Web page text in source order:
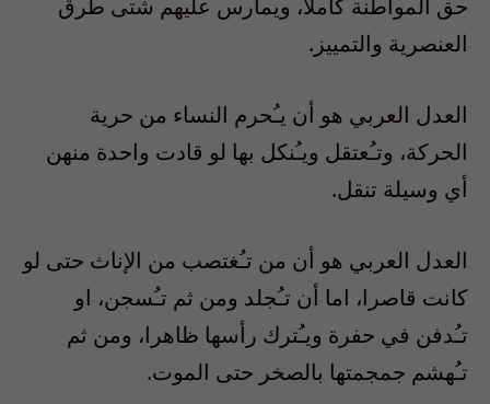
حق المواطنة كاملا، ويمارس عليهم شتى طرق
العنصرية والتمييز.
العدل العربي هو أن يـُحرم النساء من حرية
الحركة، وتـُعتقل ويـُنكل بها لو قادت واحدة منهن
أي وسيلة تنقل.
العدل العربي هو أن من تـُغتصب من الإناث حتى لو
كانت قاصرا، اما أن تـُجلد ومن ثم تـُسجن، او
تـُدفن في حفرة ويـُترك رأسها ظاهرا، ومن ثم
تـُهشم جمجمتها بالصخر حتى الموت.